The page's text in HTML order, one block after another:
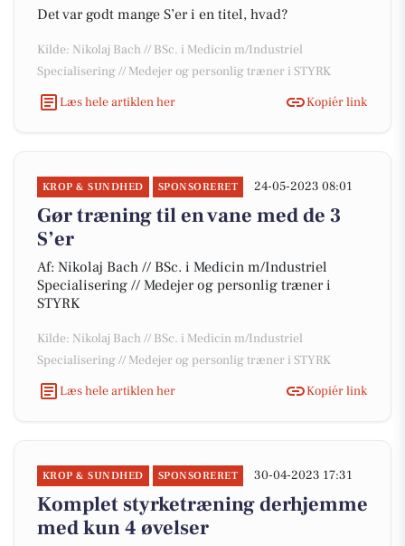
Det var godt mange S’er i en titel, hvad?
Kilde: Nikolaj Bach // BSc. i Medicin m/Industriel
Specialisering // Medejer og personlig træner i STYRK
Læs hele artiklen her
Kopiér link
KROP & SUNDHED SPONSORERET 24-05-2023 08:01
Gør træning til en vane med de 3
S’er
Af: Nikolaj Bach // BSc. i Medicin m/Industriel
Specialisering // Medejer og personlig træner i
STYRK
Kilde: Nikolaj Bach // BSc. i Medicin m/Industriel
Specialisering // Medejer og personlig træner i STYRK
Læs hele artiklen her
Kopiér link
KROP & SUNDHED SPONSORERET 30-04-2023 17:31
Komplet styrketræning derhjemme
med kun 4 øvelser